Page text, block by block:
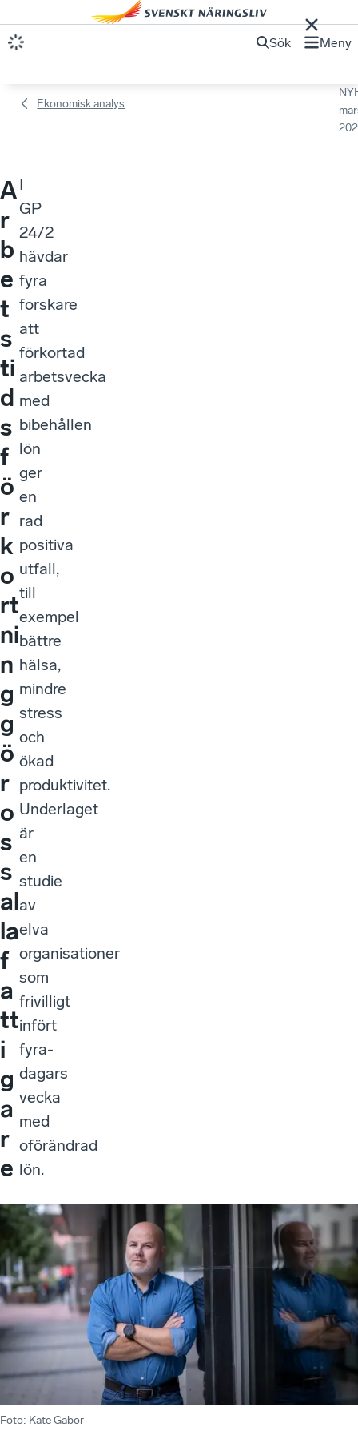
Sök Meny
Ekonomisk analys
A
r
b
e
t
s
ti
d
s
f
ö
r
k
o
rt
ni
n
g
g
ö
r
o
s
s
al
la
f
a
tt
i
g
a
r
e
I
GP
24/2
hävdar
fyra
forskare
att
förkortad
arbetsvecka
med
bibehållen
lön
ger
en
rad
positiva
utfall,
till
exempel
bättre
hälsa,
mindre
stress
och
ökad
produktivitet.
Underlaget
är
en
studie
av
elva
organisationer
som
frivilligt
infört
fyra-
dagars
vecka
med
oförändrad
lön.
Foto: Kate Gabor